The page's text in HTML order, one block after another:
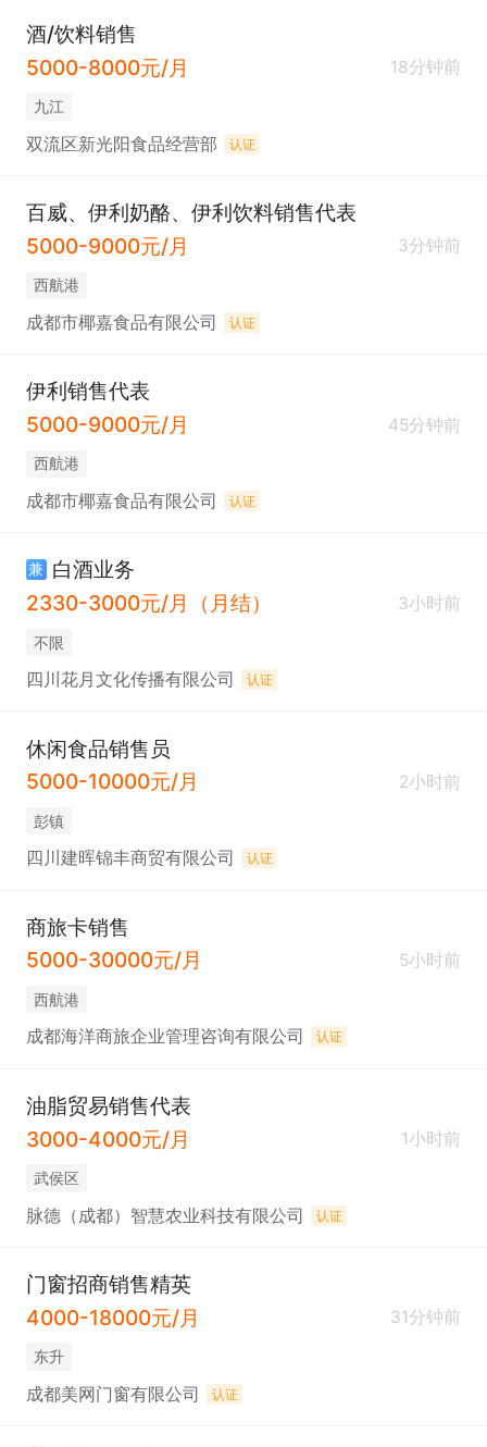
酒/饮料销售
5000-8000元/月
18分钟前
九江
双流区新光阳食品经营部 认证
百威、伊利奶酪、伊利饮料销售代表
5000-9000元/月
3分钟前
西航港
成都市椰嘉食品有限公司 认证
伊利销售代表
5000-9000元/月
45分钟前
西航港
成都市椰嘉食品有限公司 认证
兼 白酒业务
2330-3000元/月（月结）
3小时前
不限
四川花月文化传播有限公司 认证
休闲食品销售员
5000-10000元/月
2小时前
彭镇
四川建晖锦丰商贸有限公司 认证
商旅卡销售
5000-30000元/月
5小时前
西航港
成都海洋商旅企业管理咨询有限公司 认证
油脂贸易销售代表
3000-4000元/月
1小时前
武侯区
脉德（成都）智慧农业科技有限公司 认证
门窗招商销售精英
4000-18000元/月
31分钟前
东升
成都美网门窗有限公司 认证